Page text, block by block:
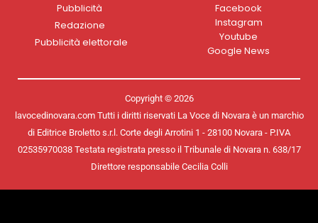
Pubblicità
Redazione
Pubblicità elettorale
Facebook
Instagram
Youtube
Google News
Copyright © 2026
lavocedinovara.com Tutti i diritti riservati La Voce di Novara è un marchio
di Editrice Broletto s.r.l. Corte degli Arrotini 1 - 28100 Novara - P.IVA
02535970038 Testata registrata presso il Tribunale di Novara n. 638/17
Direttore responsabile Cecilia Colli